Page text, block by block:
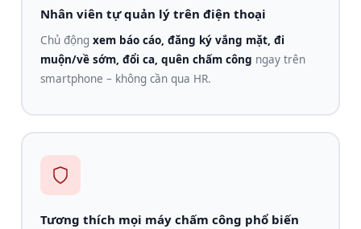
Nhân viên tự quản lý trên điện thoại
Chủ động xem báo cáo, đăng ký vắng mặt, đi
muộn/về sớm, đổi ca, quên chấm công ngay trên
smartphone – không cần qua HR.
Tương thích mọi máy chấm công phổ biến